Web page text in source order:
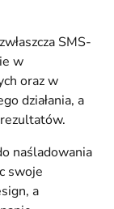
SMS-
w
oraz w
działania, a
naśladowania
swoje
a